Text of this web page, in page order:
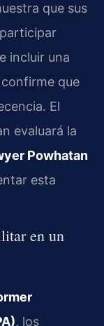
que sus
incluir una
que
El
evaluará la
Powhatan
esta
en un
, los